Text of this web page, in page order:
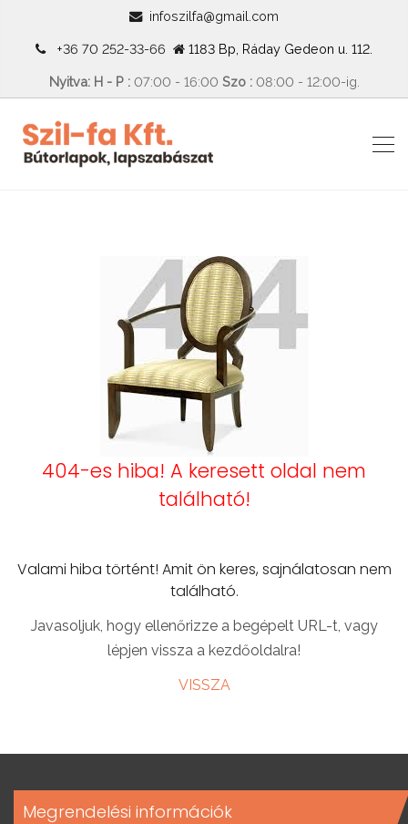
infoszilfa@gmail.com
+36 70 252-33-66 1183 Bp, Ráday Gedeon u. 112.
Nyitva: H - P :07:00 - 16:00 Szo :08:00 - 12:00-ig.
404-es hiba! A keresett oldal nem
található!
Valami hiba történt! Amit ön keres, sajnálatosan nem
található.
Javasoljuk, hogy ellenőrizze a begépelt URL-t, vagy
lépjen vissza a kezdőoldalra!
VISSZA
Megrendelési információk